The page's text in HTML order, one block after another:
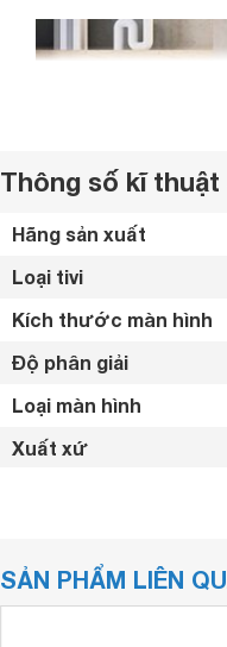
Thông số kĩ thuật
Hãng sản xuất
Loại tivi
Kích thước màn hình
Độ phân giải
Loại màn hình
Xuất xứ
Kết nối internet
SẢN PHẨM LIÊN